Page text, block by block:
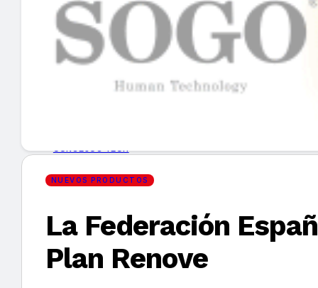
INICIO
EMPRESAS
GUÍA DE COMPRA
MERCADOS Y TENDENCIAS
HEMEROTECA
NUEVOS PRODUCTOS
La Federación
Plan Renove